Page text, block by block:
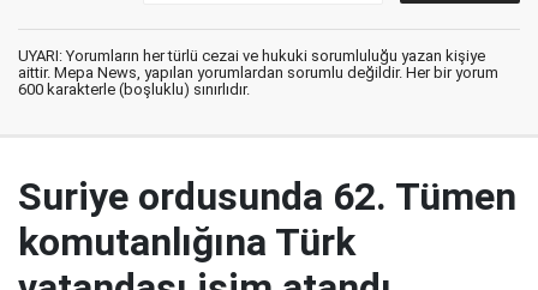
UYARI: Yorumların her türlü cezai ve hukuki sorumluluğu yazan kişiye
aittir. Mepa News, yapılan yorumlardan sorumlu değildir. Her bir yorum
600 karakterle (boşluklu) sınırlıdır.
Suriye ordusunda 62. Tümen
komutanlığına Türk